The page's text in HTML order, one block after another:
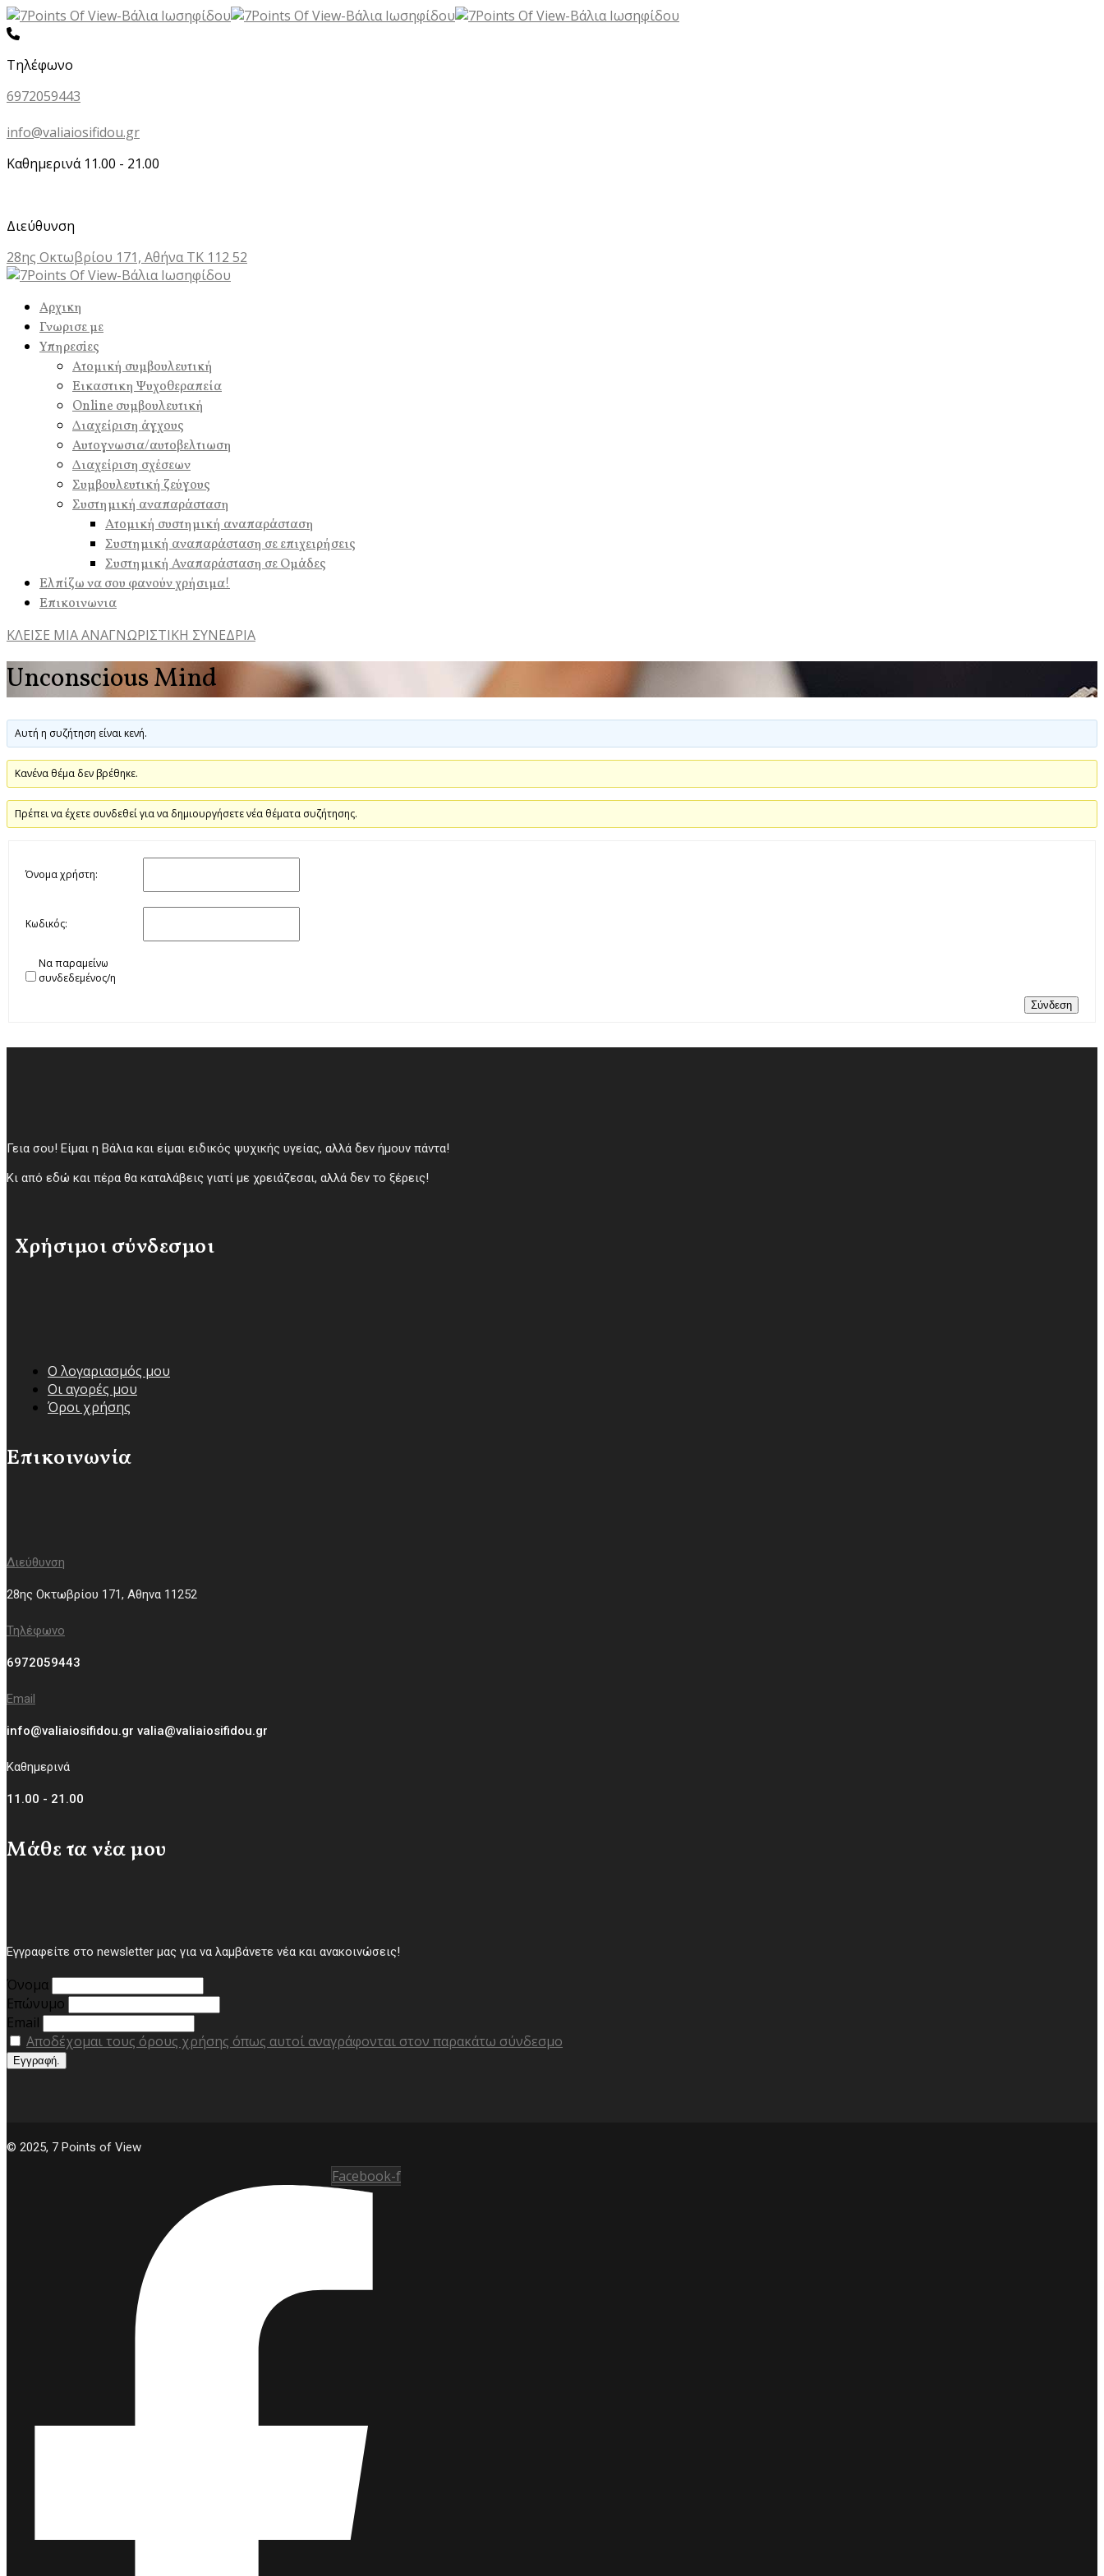
Τηλέφωνο
6972059443
info@valiaiosifidou.gr
Καθημερινά 11.00 - 21.00
Διεύθυνση
28ης Οκτωβρίου 171, Αθήνα ΤΚ 112 52
Αρχικη
Γνωρισε με
Υπηρεσiες
Ατομική συμβουλευτική
Εικαστικη Ψυχοθεραπεία
Online συμβουλευτική
Διαχείριση άγχους
Αυτογνωσια/αυτοβελτιωση
Διαχείριση σχέσεων
Συμβουλευτική ζεύγους
Συστημική αναπαράσταση
Ατομική συστημική αναπαράσταση
Συστημική αναπαράσταση σε επιχειρήσεις
Συστημική Αναπαράσταση σε Ομάδες
Ελπίζω να σου φανούν χρήσιμα!
Επικοινωνια
ΚΛΕΙΣΕ ΜΙΑ ΑΝΑΓΝΩΡΙΣΤΙΚΗ ΣΥΝΕΔΡΙΑ
Unconscious Mind
Αυτή η συζήτηση είναι κενή.
Κανένα θέμα δεν βρέθηκε.
Πρέπει να έχετε συνδεθεί για να δημιουργήσετε νέα θέματα συζήτησης.
Όνομα χρήστη:
Κωδικός:
Να παραμείνω
συνδεδεμένος/η
Σύνδεση
Γεια σου! Είμαι η Βάλια και είμαι ειδικός ψυχικής υγείας, αλλά δεν ήμουν πάντα!
Κι από εδώ και πέρα θα καταλάβεις γιατί με χρειάζεσαι, αλλά δεν το ξέρεις!
Χρήσιμοι σύνδεσμοι
Ο λογαριασμός μου
Οι αγορές μου
Όροι χρήσης
Επικοινωνία
Διεύθυνση
28ης Οκτωβρίου 171, Aθηνα 11252
Τηλέφωνο
6972059443
Email
info@valiaiosifidou.gr valia@valiaiosifidou.gr
Καθημερινά
11.00 - 21.00
Μάθε τα νέα μου
Εγγραφείτε στο newsletter μας για να λαμβάνετε νέα και ανακοινώσεις!
Όνομα
Επώνυμο
Email
Αποδέχομαι τους όρους χρήσης όπως αυτοί αναγράφονται στον παρακάτω σύνδεσμο
© 2025, 7 Points of View
Facebook-f